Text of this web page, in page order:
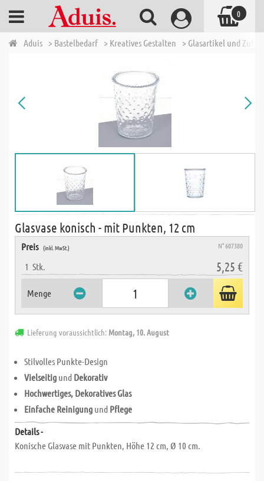
Aduis > Bastelbedarf > Kreatives Gestalten > Glasartikel und
Glasvase konisch - mit Punkten, 12 cm
Preis (inkl. MwSt.) N° 607380
1 Stk. 5,25 €
Menge
Lieferung voraussichtlich: Montag, 10. August
Stilvolles Punkte-Design
Vielseitig und Dekorativ
Hochwertiges, Dekoratives Glas
Einfache Reinigung und Pflege
Details -
Konische Glasvase mit Punkten, Höhe 12 cm, Ø 10 cm.
0